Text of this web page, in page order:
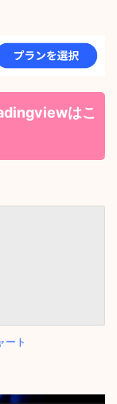
はこ
ート